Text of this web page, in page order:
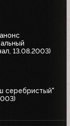
13.08.2003)
серебристый"